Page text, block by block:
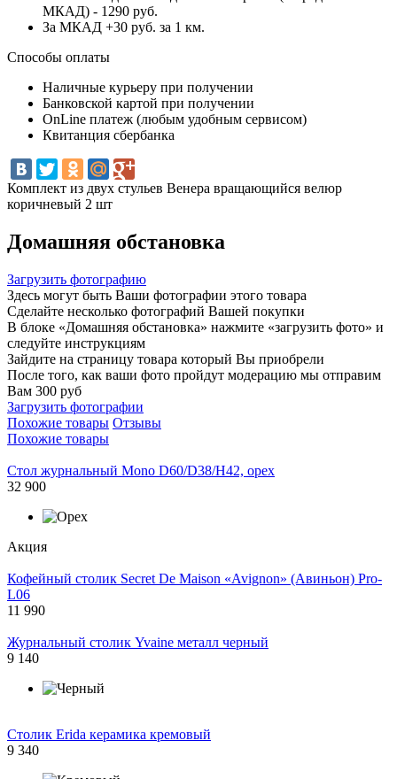
МКАД) - 1290 руб.
За МКАД +30 руб. за 1 км.
Способы оплаты
Наличные курьеру при получении
Банковской картой при получении
OnLine платеж (любым удобным сервисом)
Квитанция сбербанка
Комплект из двух стульев Венера вращающийся велюр
коричневый 2 шт
Домашняя обстановка
Загрузить фотографию
Здесь могут быть Ваши фотографии этого товара
Сделайте несколько фотографий Вашей покупки
В блоке «Домашняя обстановка» нажмите «загрузить фото» и
следуйте инструкциям
Зайдите на страницу товара который Вы приобрели
После того, как ваши фото пройдут модерацию мы отправим
Вам 300 руб
Загрузить фотографии
Похожие товары Отзывы
Похожие товары
Стол журнальный Mono D60/D38/H42, орех
32 900
Акция
Кофейный столик Secret De Maison «Avignon» (Авиньон) Pro-
L06
11 990
Журнальный столик Yvaine металл черный
9 140
Столик Erida керамика кремовый
9 340